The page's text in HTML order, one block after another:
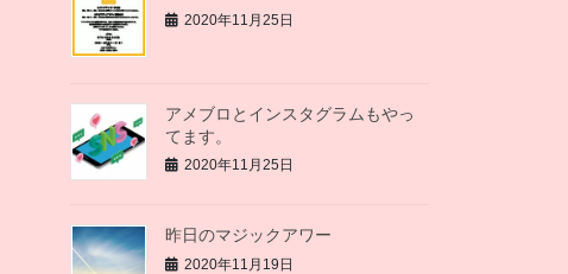
2020年11月25日
アメブロとインスタグラムもやっ
てます。
2020年11月25日
昨日のマジックアワー
2020年11月19日